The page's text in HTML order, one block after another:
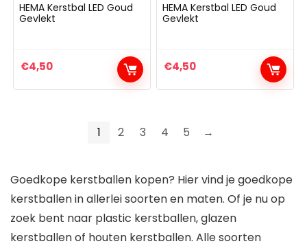
HEMA Kerstbal LED Goud
Gevlekt
€4,50
HEMA Kerstbal LED Goud
Gevlekt
€4,50
1 2 3 4 5 →
Goedkope kerstballen kopen? Hier vind je goedkope
kerstballen in allerlei soorten en maten. Of je nu op
zoek bent naar plastic kerstballen, glazen
kerstballen of houten kerstballen. Alle soorten